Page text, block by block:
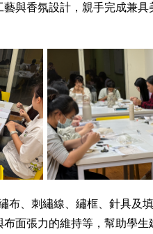
與香氛設計，親手完成兼具
布、刺繡線、繡框、針具及
面張力的維持等，幫助學生